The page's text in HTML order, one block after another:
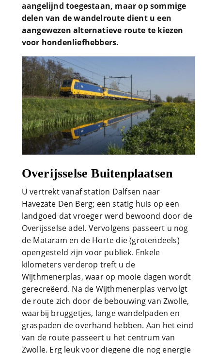
aangelijnd toegestaan, maar op sommige
delen van de wandelroute dient u een
aangewezen alternatieve route te kiezen
voor hondenliefhebbers.
Overijsselse Buitenplaatsen
U vertrekt vanaf station Dalfsen naar
Havezate Den Berg; een statig huis op een
landgoed dat vroeger werd bewoond door de
Overijsselse adel. Vervolgens passeert u nog
de Mataram en de Horte die (grotendeels)
opengesteld zijn voor publiek. Enkele
kilometers verderop treft u de
Wijthmenerplas, waar op mooie dagen wordt
gerecreëerd. Na de Wijthmenerplas vervolgt
de route zich door de bebouwing van Zwolle,
waarbij bruggetjes, lange wandelpaden en
graspaden de overhand hebben. Aan het eind
van de route passeert u het centrum van
Zwolle. Erg leuk voor diegene die nog energie